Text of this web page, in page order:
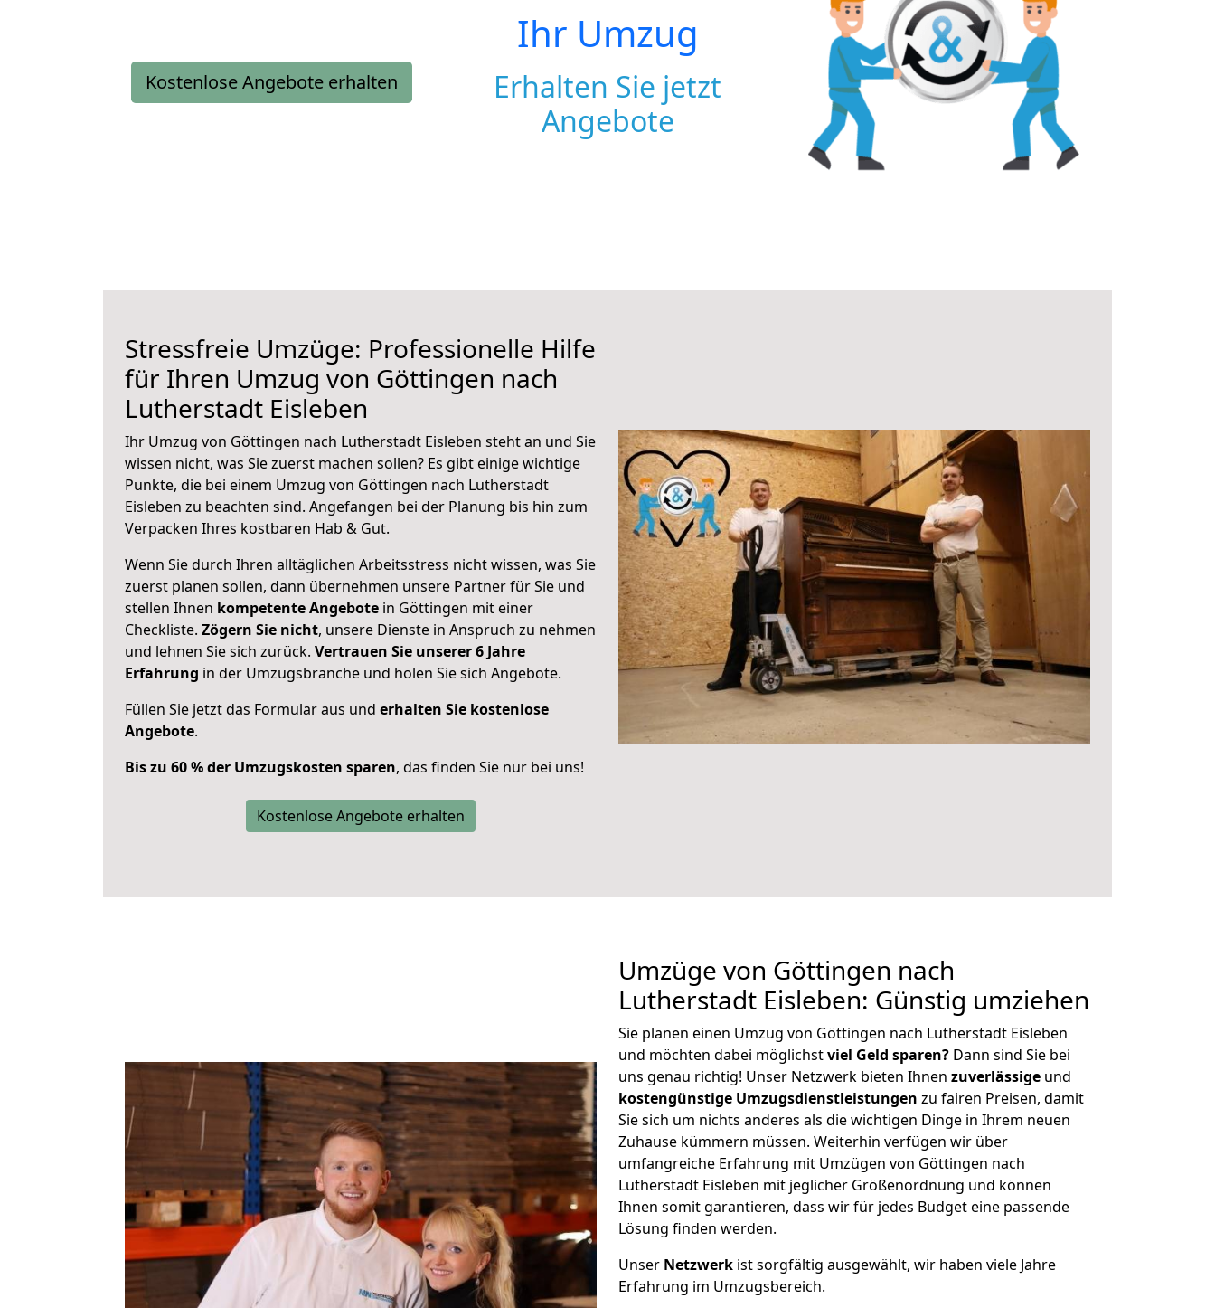
Kostenlose Angebote erhalten
Ihr Umzug
Erhalten Sie jetzt
Angebote
Stressfreie Umzüge: Professionelle Hilfe
für Ihren Umzug von Göttingen nach
Lutherstadt Eisleben
Ihr Umzug von Göttingen nach Lutherstadt Eisleben steht an und Sie
wissen nicht, was Sie zuerst machen sollen? Es gibt einige wichtige
Punkte, die bei einem Umzug von Göttingen nach Lutherstadt
Eisleben zu beachten sind. Angefangen bei der Planung bis hin zum
Verpacken Ihres kostbaren Hab & Gut.
Wenn Sie durch Ihren alltäglichen Arbeitsstress nicht wissen, was Sie
zuerst planen sollen, dann übernehmen unsere Partner für Sie und
stellen Ihnen kompetente Angebote in Göttingen mit einer
Checkliste. Zögern Sie nicht, unsere Dienste in Anspruch zu nehmen
und lehnen Sie sich zurück. Vertrauen Sie unserer 6 Jahre
Erfahrung in der Umzugsbranche und holen Sie sich Angebote.
Füllen Sie jetzt das Formular aus und erhalten Sie kostenlose
Angebote.
Bis zu 60 % der Umzugskosten sparen, das finden Sie nur bei uns!
Kostenlose Angebote erhalten
Umzüge von Göttingen nach
Lutherstadt Eisleben: Günstig umziehen
Sie planen einen Umzug von Göttingen nach Lutherstadt Eisleben
und möchten dabei möglichstviel Geld sparen? Dann sind Sie bei
uns genau richtig! Unser Netzwerk bieten Ihnen zuverlässige und
kostengünstige Umzugsdienstleistungen zu fairen Preisen, damit
Sie sich um nichts anderes als die wichtigen Dinge in Ihrem neuen
Zuhause kümmern müssen. Weiterhin verfügen wir über
umfangreiche Erfahrung mit Umzügen von Göttingen nach
Lutherstadt Eisleben mit jeglicher Größenordnung und können
Ihnen somit garantieren, dass wir für jedes Budget eine passende
Lösung finden werden.
Unser Netzwerk ist sorgfältig ausgewählt, wir haben viele Jahre
Erfahrung im Umzugsbereich.